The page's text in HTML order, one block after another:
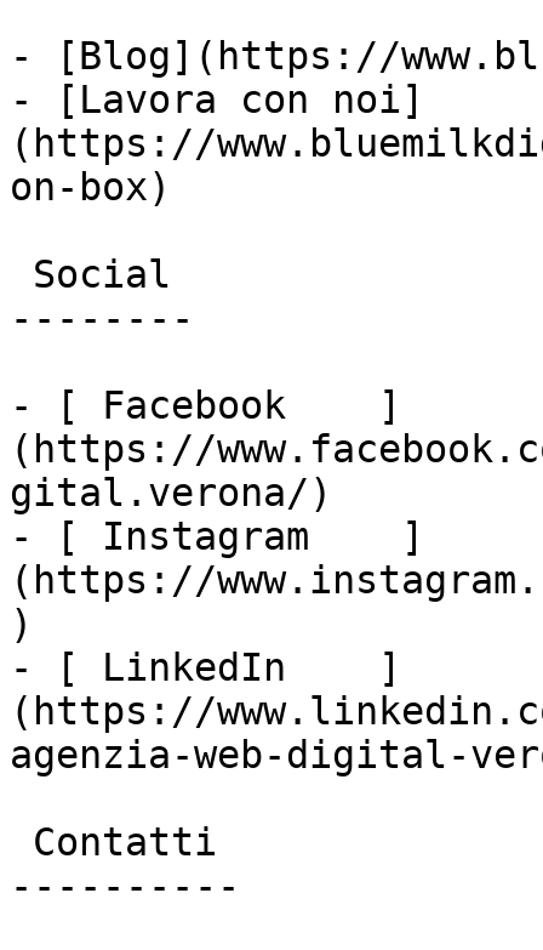
- [Blog](https://
- [Lavora con noi]
(https://
on-box)
--------
- [ Facebook    ]
(https://
gital.verona/)
- [ Instagram    ]
(https://
)
- [ LinkedIn    ]
(https://
agenzia-web-digital-
----------